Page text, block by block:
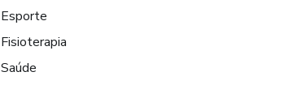
Esporte
Fisioterapia
Saúde